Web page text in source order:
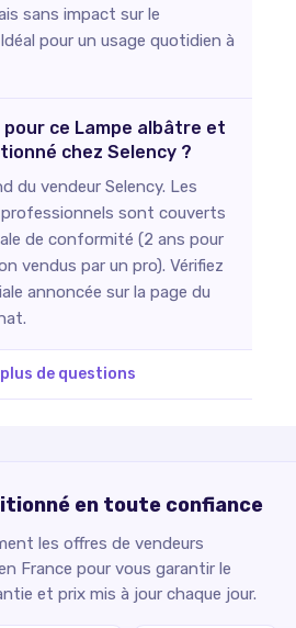
sans impact sur le
pour un usage quotidien à
ce Lampe albâtre et
chez Selency ?
du vendeur Selency. Les
sont couverts
de conformité (2 ans pour
vendus par un pro). Vérifiez
annoncée sur la page du
de questions
en toute confiance
les offres de vendeurs
France pour vous garantir le
et prix mis à jour chaque jour.